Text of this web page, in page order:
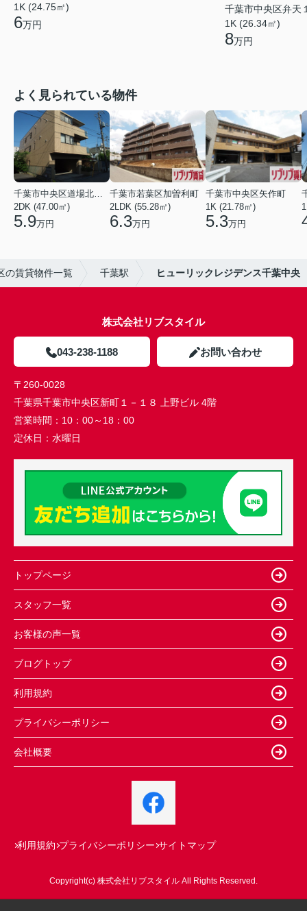
1K (24.75㎡)
6万円
千葉市中央区弁天
1K (26.34㎡)
8万円
よく見られている物件
千葉市中央区道場北２丁目
2DK (47.00㎡)
5.9万円
千葉市若葉区加曽利町
2LDK (55.28㎡)
6.3万円
千葉市中央区矢作町
1K (21.78㎡)
5.3万円
の賃貸物件一覧 千葉駅 ヒューリックレジデンス千葉中央
株式会社リブスタイル
043-238-1188 お問い合わせ
〒260-0028
千葉県千葉市中央区新町１－１８ 上野ビル 4階
営業時間： 10：00～18：00
定休日： 水曜日
トップページ
スタッフ一覧
お客様の声一覧
ブログトップ
利用規約
プライバシーポリシー
会社概要
利用規約 プライバシーポリシー サイトマップ
Copyright(c) 株式会社リブスタイル All Rights Reserved.